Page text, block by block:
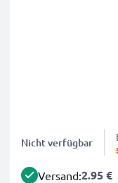
Nicht verfügbar
Versand:2.95 €